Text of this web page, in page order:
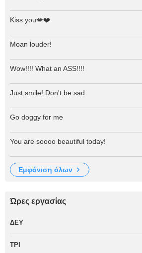
Kiss you💋❤️
Moan louder!
Wow!!!! What an ASS!!!!
Just smile! Don't be sad
Go doggy for me
You are soooo beautiful today!
εμφάνιση όλων
Ώρες εργασίας
ΔΕΥ
ΤΡΙ